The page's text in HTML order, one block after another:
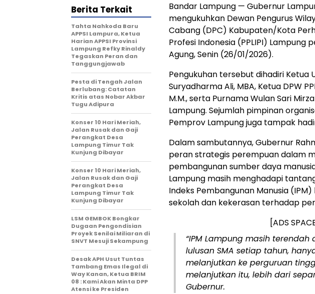
Bandar Lampung — Gubernur
mengukuhkan Dewan Pengurus
Cabang (DPC) Kabupaten/Kota
Profesi Indonesia (PPLIPI) Lampung
Agung, Senin (26/01/2026).
Pengukuhan tersebut dihadiri Ketua
Suryadharma Ali, MBA, Ketua DPW
M.M., serta Purnama Wulan Sari
Lampung. Sejumlah pimpinan
Pemprov Lampung juga tampak
Dalam sambutannya, Gubernur
peran strategis perempuan dalam
pembangunan sumber daya
Lampung masih menghadapi
Indeks Pembangunan Manusia
sekolah dan kekerasan terhadap
[ADS
“IPM Lampung masih terendah
lulusan SMA setiap tahun,
melanjutkan ke perguruan
melanjutkan itu, lebih dari
Gubernur.
Berita Terkait
Tahta Nahkoda Baru
APPSI Lampura, Ketua
Harian APPSI Provinsi
Lampung Refky Rinaldy
Tegaskan Peran dan
Tanggungjawab
Pesta di Tengah Jalan
Berlubang: Catatan
Kritis atas Nobar Akbar
Tugu Adipura
Konser 10 Hari Meriah,
Jalan Rusak dan Gaji
Perangkat Desa
Lampung Timur Tak
Kunjung Dibayar
Konser 10 Hari Meriah,
Jalan Rusak dan Gaji
Perangkat Desa
Lampung Timur Tak
Kunjung Dibayar
LSM GEMBOK Bongkar
Dugaan Pengondisian
Proyek Senilai Miliaran di
SNVT Mesuji Sekampung
Desak APH Usut Tuntas
Tambang Emas Ilegal di
Way Kanan, Ketua BRIM
08 : Kami Akan Minta DPP
Atensi ke Presiden